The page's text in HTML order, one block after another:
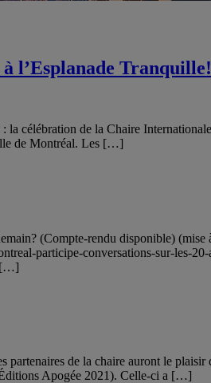
l’Esplanade Tranquille!
célébration de la Chaire
de Montréal. Les […]
(Compte-rendu disponible)
participe-conversations-sur-les-
[…]
de la chaire auront le
Apogée 2021). Celle-ci a […]